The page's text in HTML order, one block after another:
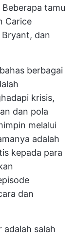
tamu
Carice
Bryant, dan
berbagai
krisis,
dan pola
melalui
adalah
kepada para
dan
adalah salah